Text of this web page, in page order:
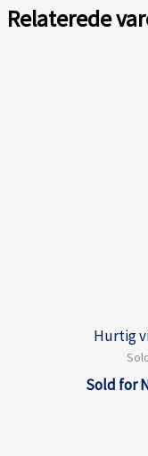
Relaterede
Hurtig
Sold for